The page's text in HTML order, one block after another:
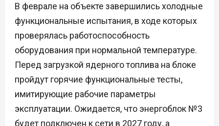
В феврале на объекте завершились холодные
функциональные испытания, в ходе которых
проверялась работоспособность
оборудования при нормальной температуре.
Перед загрузкой ядерного топлива на блоке
пройдут горячие функциональные тесты,
имитирующие рабочие параметры
эксплуатации. Ожидается, что энергоблок №3
будет подключен к сети в 2027 году, а